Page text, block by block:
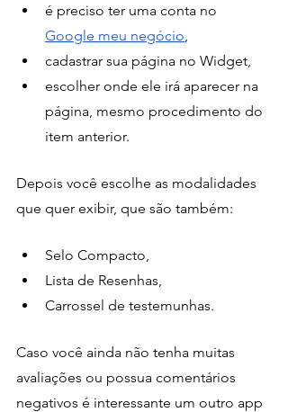
é preciso ter uma conta no
Google meu negócio
cadastrar sua página no Widget,
escolher onde ele irá aparecer na
página, mesmo procedimento do
item anterior.
Depois você escolhe as modalidades
que quer exibir, que são também:
Selo Compacto,
Lista de Resenhas,
Carrossel de testemunhas.
Caso você ainda não tenha muitas
avaliações ou possua comentários
negativos é interessante um outro app